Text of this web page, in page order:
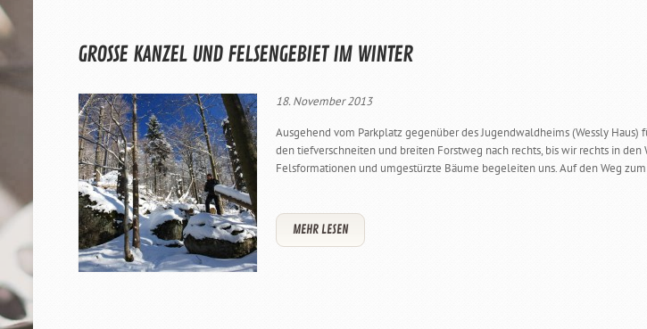
GROSSE KANZEL UND FELSENGEBIET IM WINTER
18. November 2013
Ausgehend vom Parkplatz gegenüber des Jugendwaldheims (Wessly
den tiefverschneiten und breiten Forstweg nach rechts, bis wir rechts in den
Felsformationen und umgestürzte Bäume begeleiten uns. Auf den Weg
MEHR LESEN